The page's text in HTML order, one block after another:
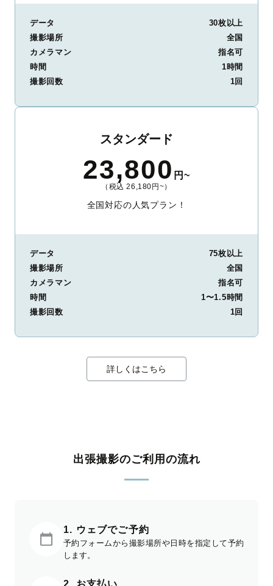
データ
30枚以上
撮影場所
全国
カメラマン
指名可
時間
1時間
撮影回数
1回
スタンダード
23,800 円~
（税込 26,180円~）
全国対応の人気プラン！
データ
75枚以上
撮影場所
全国
カメラマン
指名可
時間
1〜1.5時間
撮影回数
1回
詳しくはこちら
出張撮影のご利用の流れ
1. ウェブでご予約
予約フォームから撮影場所や日時を指定して予約
します。